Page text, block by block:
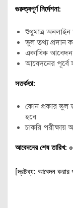
গুরুত্বপূর্ণ নির্দেশনা:
শুধুমাত্র
ভুল তথ্য প্রদান
একাধিক আবেদন
আবেদনের পূর্বে
সতর্কতা:
কোন প্রকার ভুল
হবে
চাকরি
আবেদনের শেষ তারিখ:
[দ্রষ্টব্য: আবেদন করার